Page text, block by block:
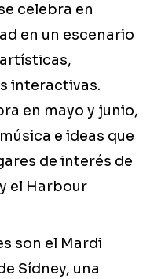
celebra en
en un escenario
interactivas.
en mayo y junio,
e ideas que
de interés de
el Harbour
son el Mardi
Sídney, una